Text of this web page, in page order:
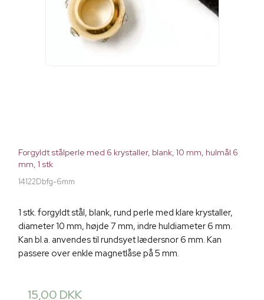
Forgyldt stålperle med 6 krystaller, blank, 10 mm, hulmål 6
mm, 1 stk
14122Dbfg-6mm
1 stk. forgyldt stål, blank, rund perle med klare krystaller,
diameter 10 mm, højde 7 mm, indre huldiameter 6 mm.
Kan bl.a. anvendes til rundsyet lædersnor 6 mm. Kan
passere over enkle magnetlåse på 5 mm.
15,00 DKK